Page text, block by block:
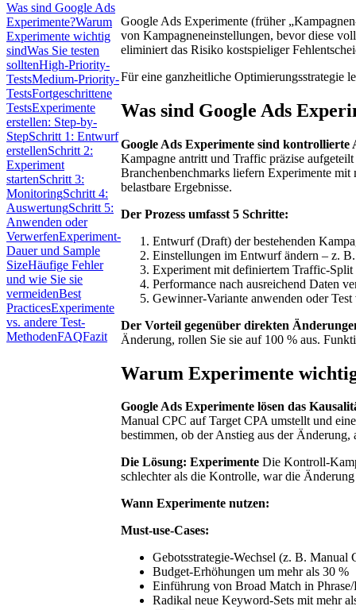
Was sind Google Ads
Experimente?Warum
Experimente wichtig
sindWas Sie testen
solltenHigh-Priority-
TestsMedium-Priority-
TestsFortgeschrittene
TestsExperimente
erstellen: Step-by-
StepSchritt 1: Entwurf
erstellenSchritt 2:
Experiment
startenSchritt 3:
MonitoringSchritt 4:
AuswertungSchritt 5:
Anwenden oder
VerwerfenExperiment-
Dauer und Sample
SizeHäufige Fehler
und wie Sie sie
vermeidenBest
PracticesExperimente
vs. andere Test-
MethodenFAQFazit
Google Ads Experimente (früher
von Kampagneneinstellungen, bevor diese
eliminiert das Risiko kostspieliger
Für eine ganzheitliche Optimierungsstrategie
Was sind Google Ads
Google Ads Experimente sind kontrollierte
Kampagne antritt und Traffic präzise
Branchenbenchmarks liefern Experimente
belastbare Ergebnisse.
Der Prozess umfasst 5 Schritte:
Entwurf (Draft) der bestehenden
Einstellungen im Entwurf ändern – z.
Experiment mit definiertem Traffic-Split
Performance nach ausreichend Daten
Gewinner-Variante anwenden oder
Der Vorteil gegenüber direkten
Änderung, rollen Sie sie auf 100 % aus.
Warum Experimente
Google Ads Experimente lösen das
Manual CPC auf Target CPA umstellt und
bestimmen, ob der Anstieg aus der Änderung,
Die Lösung: Experimente Die Kontroll-
schlechter als die Kontrolle, war die
Wann Experimente nutzen:
Must-use-Cases:
Gebotsstrategie-Wechsel (z. B.
Budget-Erhöhungen um mehr als 30 %
Einführung von Broad Match in
Radikal neue Keyword-Sets mit mehr